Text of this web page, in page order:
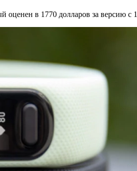
оценен в 1770 долларов за версию